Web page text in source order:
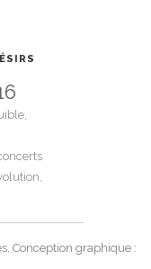
Conception graphique :